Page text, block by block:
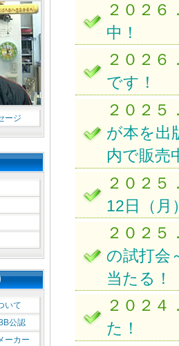
２０２６
中！
２０２６
です！
２０２５
が本を出
内で販売
２０２５
12日（月
２０２５
の試打会
当たる！
２０２４
た！
ージ
いて
公認
ーカー